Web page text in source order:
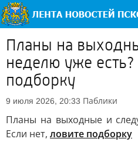
Планы на
неделю уже есть?
подборку
9 июля 2026, 20:33 Паблики
Планы на выходные и
Если нет, ловите подборку